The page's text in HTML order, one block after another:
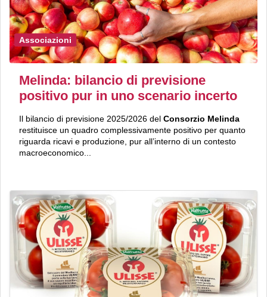
Associazioni
Melinda: bilancio di previsione
positivo pur in uno scenario incerto
Il bilancio di previsione 2025/2026 del Consorzio Melinda
restituisce un quadro complessivamente positivo per quanto
riguarda ricavi e produzione, pur all’interno di un contesto
macroeconomico...